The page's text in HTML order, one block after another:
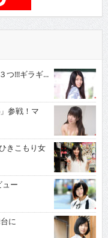
つ!!!ギラギ...
参戦！マ
きこもり女
ー
に